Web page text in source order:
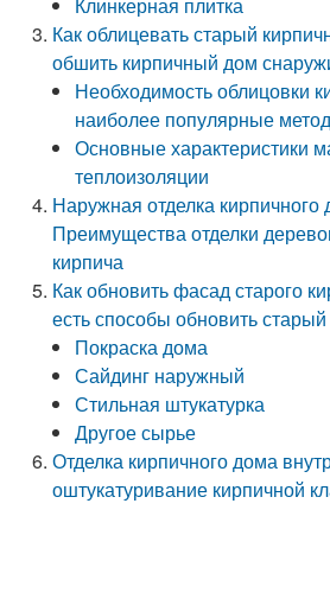
Как облицевать старый
обшить кирпичный дом
Необходимость облицовки
наиболее популярные
Основные характеристики
теплоизоляции
Наружная отделка
Преимущества отделки
кирпича
Как обновить фасад старого
есть способы обновить
Покраска дома
Сайдинг наружный
Стильная штукатурка
Другое сырье
Отделка кирпичного дома
оштукатуривание кирпичной